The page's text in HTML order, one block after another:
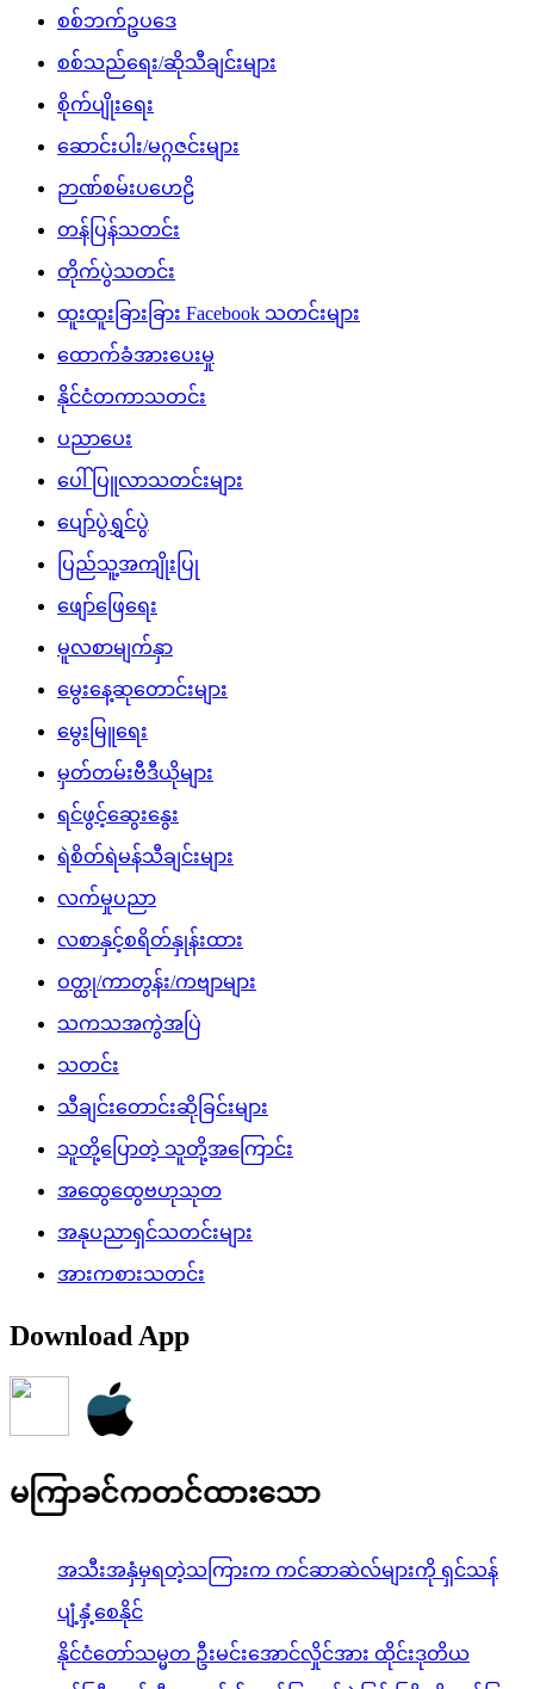
စစ်ဘက်ဥပဒေ
စစ်သည်ရေး/ဆိုသီချင်းများ
စိုက်ပျိုးရေး
ဆောင်းပါး/မဂ္ဂဇင်းများ
ဉာဏ်စမ်းပဟေဠိ
တန်ပြန်သတင်း
တိုက်ပွဲသတင်း
ထူးထူးခြားခြား Facebook သတင်းများ
ထောက်ခံအားပေးမှု
နိုင်ငံတကာသတင်း
ပညာပေး
ပေါ်ပြူလာသတင်းများ
ပျော်ပွဲရွှင်ပွဲ
ပြည်သူ့အကျိုးပြု
ဖျော်ဖြေရေး
မူလစာမျက်နှာ
မွေးနေ့ဆုတောင်းများ
မွေးမြူရေး
မှတ်တမ်းဗီဒီယိုများ
ရင်ဖွင့်ဆွေးနွေး
ရဲစိတ်ရဲမန်သီချင်းများ
လက်မှုပညာ
လစာနှင့်စရိတ်နှုန်းထား
ဝတ္ထု/ကာတွန်း/ကဗျာများ
သကသအကွဲအပြဲ
သတင်း
သီချင်းတောင်းဆိုခြင်းများ
သူတို့ပြောတဲ့ သူတို့အကြောင်း
အထွေထွေဗဟုသုတ
အနုပညာရှင်သတင်းများ
အားကစားသတင်း
Download App
မကြာခင်ကတင်ထားသော
အသီးအနှံမှရတဲ့သကြားက ကင်ဆာဆဲလ်များကို ရှင်သန်
ပျံ့နှံ့စေနိုင်
နိုင်ငံတော်သမ္မတ ဦးမင်းအောင်လှိုင်အား ထိုင်းဒုတိယ